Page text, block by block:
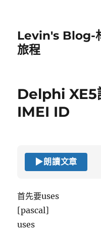
Levin's Blog-
旅程
Delphi
IMEI ID
▶朗讀文章
首先要uses
[pascal]
uses